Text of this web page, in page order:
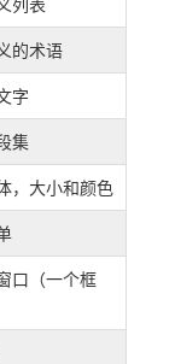
列表
的术语
字
集
，大小和颜色
口（一个框